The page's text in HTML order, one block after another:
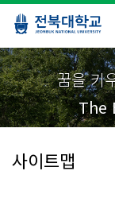
꿈을 키
The
사이트맵